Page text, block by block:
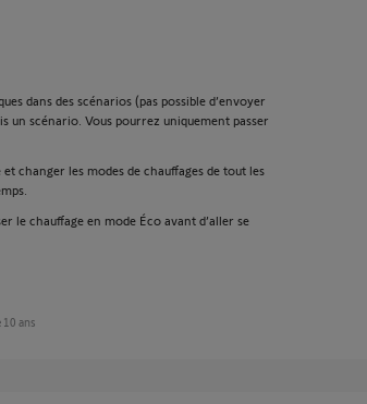
dans des scénarios (pas possible d’envoyer
un scénario. Vous pourrez uniquement passer
changer les modes de chauffages de tout les
le chauffage en mode Éco avant d’aller se
10 ans